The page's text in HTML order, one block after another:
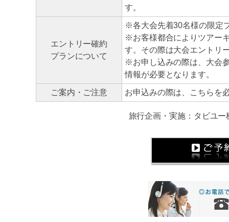
す。
エントリー確約
プランについて
※各大会先着30名様の限定
※お客様都合によりツアー
す。その際は大会エントリ
※お申し込みの際は、大会
情報が必要となります。
ご案内・ご注意 お申込みの際は、こちら
旅行企画・実施：タビユ